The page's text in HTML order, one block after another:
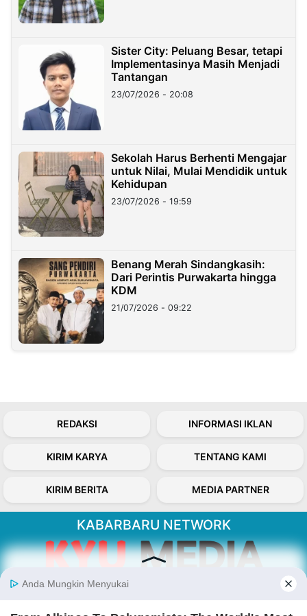
Sister City: Peluang Besar, tetapi
Implementasinya Masih Menjadi
Tantangan
23/07/2026 - 20:08
Sekolah Harus Berhenti Mengajar
untuk Nilai, Mulai Mendidik untuk
Kehidupan
23/07/2026 - 19:59
Benang Merah Sindangkasih:
Dari Perintis Purwakarta hingga
KDM
21/07/2026 - 09:22
REDAKSI INFORMASI IKLAN
KIRIM KARYA TENTANG KAMI
KIRIM BERITA MEDIA PARTNER
KABARBARU NETWORK